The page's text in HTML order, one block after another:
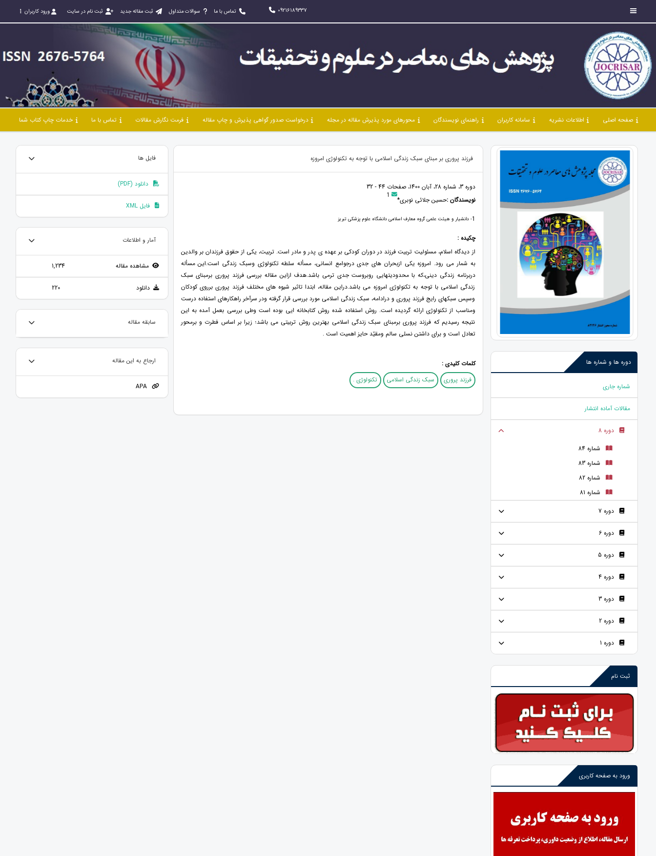
09216189337 تماس با ما سوالات متداول ثبت مقاله جدید ثبت نام در سایت ورود کاربران
صفحه اصلی اطلاعات نشریه سامانه کاربران راهنمای نویسندگان محورهای مورد پذیرش مقاله در مجله درخواست صدور گواهی پذیرش و چاپ مقاله فرمت نگارش مقالات تماس با ما خدمات چاپ کتاب شما
دوره ها و شماره ها
شماره جاری
مقالات آماده انتشار
دوره 8
شماره 84
شماره 83
شماره 82
شماره 81
دوره 7
دوره 6
دوره 5
دوره 4
دوره 3
دوره 2
دوره 1
ثبت نام
ورود به صفحه کاربری
فرزند پروری بر مبنای سبک زندگی اسلامی با توجه به تکنولوژی امروزه
دوره 3، شماره 28، آبان 1400، صفحات 44 - 32
نویسندگان :حسین جلائی نوبری* 1
1- دانشیار و هیئت علمی گروه معارف اسلامی دانشگاه علوم پزشکی تبریز
چکیده :
از دیدگاه اسلام، مسئولیت تربیت فرزند در دوران کودکی بر عهده ی پدر و مادر است. تربیت، یکی از حقوق فرزندان بر والدین
به شمار می رود. امروزه یکی ازبحران های جدی درجوامع انسانی، مسأله سلطه تکنولوژی وسبک زندگی است.این مسأله
دربرنامه زندگی دینی،که با محدودیتهایی روبروست جدی ترمی باشد.هدف ازاین مقاله بررسی فرزند پروری برمبنای سبک
زندگی اسلامی با توجه به تکنولوژی امروزه می باشد.دراین مقاله، ابتدا تاثیر شیوه های مختلف فرزند پروری برروی کودکان
وسپس سبکهای رایج فرزند پروری و درادامه، سبک زندگی اسلامی مورد بررسی قرار گرفته ودر سرآخر راهکارهای استفاده درست
ومناسب از تکنولوژی ارائه گردیده است. روش استفاده شده روش کتابخانه ایی بوده است وطی بررسی بعمل آمده به این
نتیجه رسیدیم که فرزند پروری برمبنای سبک زندگی اسلامی بهترین روش تربیتی می باشد؛ زیرا بر اساس فطرت و برمحور
تعادل است و برای داشتن نسلی سالم ومقیّد حایز اهمیت است .
کلمات کلیدی :
فرزند پروری
سبک زندگی اسلامی تکنولوژی .
فایل ها
دانلود (PDF)
فایل XML
آمار و اطلاعات
مشاهده مقاله 1,234
دانلود 220
سابقه مقاله
ارجاع به این مقاله